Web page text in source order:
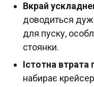
Вкрай
доводиться
для пуску,
стоянки.
Істотна втрата
набирає